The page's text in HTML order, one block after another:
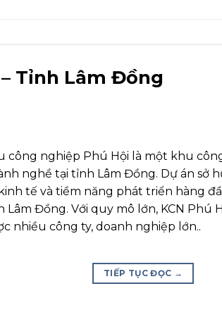
Tỉnh Lâm Đồng
công nghiệp Phú Hội là một khu
nghề tại tỉnh Lâm Đồng. Dự án sở
tế và tiềm năng phát triển hàng
Lâm Đồng. Với quy mô lớn, KCN Phú
nhiều công ty, doanh nghiệp lớn..
TIẾP TỤC ĐỌC →